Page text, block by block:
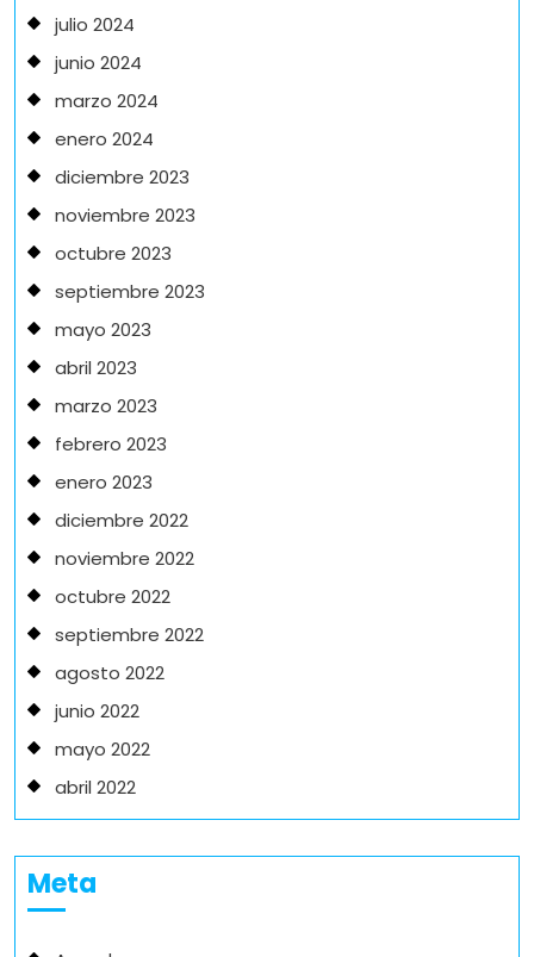
julio 2024
junio 2024
marzo 2024
enero 2024
diciembre 2023
noviembre 2023
octubre 2023
septiembre 2023
mayo 2023
abril 2023
marzo 2023
febrero 2023
enero 2023
diciembre 2022
noviembre 2022
octubre 2022
septiembre 2022
agosto 2022
junio 2022
mayo 2022
abril 2022
Meta